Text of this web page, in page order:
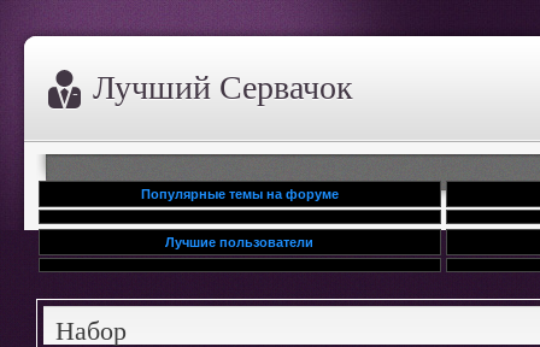
Лучший Сервачок
Популярные темы на форуме
Лучшие пользователи
Набор